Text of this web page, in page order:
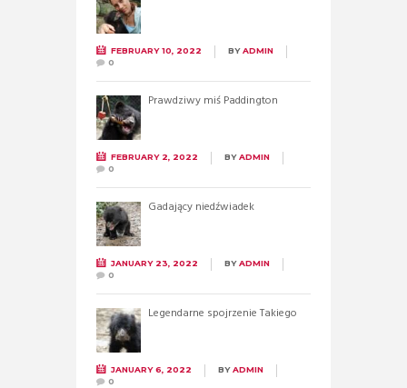
FEBRUARY 10, 2022 BYADMIN
0
Prawdziwy miś Paddington
FEBRUARY 2, 2022 BYADMIN
0
Gadający niedźwiadek
JANUARY 23, 2022 BYADMIN
0
Legendarne spojrzenie Takiego
JANUARY 6, 2022 BYADMIN
0